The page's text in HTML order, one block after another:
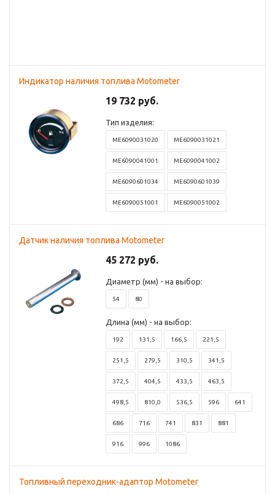
Индикатор наличия топлива Motometer
19 732 руб.
Тип изделия:
ME6090031020 ME6090031021
ME6090041001 ME6090041002
ME6090601034 ME6090601039
ME6090051001 ME6090051002
Датчик наличия топлива Motometer
45 272 руб.
Диаметр (мм) - на выбор:
54 80
Длина (мм) - на выбор:
192 131,5 166,5 221,5
251,5 279,5 310,5 341,5
372,5 404,5 433,5 463,5
498,5 810,0 536,5 596 641
686 716 741 831 881
916 996 1086
Топливный переходник-адаптор Motometer